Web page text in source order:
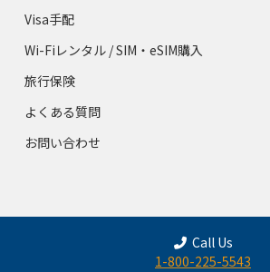
Visa手配
Wi-Fiレンタル / SIM・eSIM購入
旅行保険
よくある質問
お問い合わせ
Call Us
1-800-225-5543